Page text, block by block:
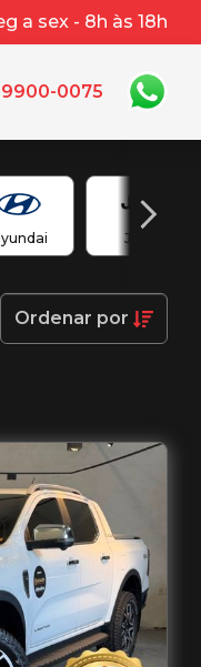
a sex - 8h às 18h
0075
Jeep
Ordenar por